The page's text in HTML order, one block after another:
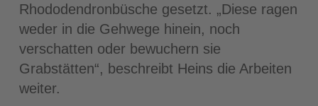
Rhododendronbüsche gesetzt. „Diese ragen
weder in die Gehwege hinein, noch
verschatten oder bewuchern sie
Grabstätten“, beschreibt Heins die Arbeiten
weiter.